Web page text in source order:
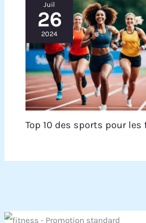
Juil
26
2024
Top 10 des sports pour les